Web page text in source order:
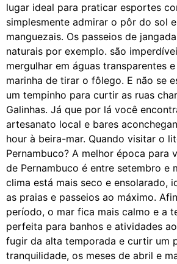
lugar ideal para praticar esportes
simplesmente admirar o pôr do sol
manguezais. Os passeios de
naturais por exemplo. são
mergulhar em águas transparentes
marinha de tirar o fôlego. E não se
um tempinho para curtir as ruas
Galinhas. Já que por lá você
artesanato local e bares
hour à beira-mar. Quando visitar o
Pernambuco? A melhor época para
de Pernambuco é entre setembro e
clima está mais seco e ensolarado,
as praias e passeios ao máximo.
período, o mar fica mais calmo e a
perfeita para banhos e atividades
fugir da alta temporada e curtir um
tranquilidade, os meses de abril e